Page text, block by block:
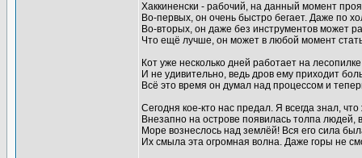
Хаккиненски - рабочий, на данный момент
Во-первых, он очень быстро бегает. Даже по
Во-вторых, он даже без инструментов может
Что ещё лучше, он может в любой момент
Кот уже несколько дней работает на
И не удивительно, ведь дров ему приходит
Всё это время он думал над процессом и
Сегодня кое-кто нас предал. Я всегда знал,
Внезапно на острове появилась толпа людей,
Море вознеслось над землёй! Вся его сила
Их смыла эта огромная волна. Даже горы не